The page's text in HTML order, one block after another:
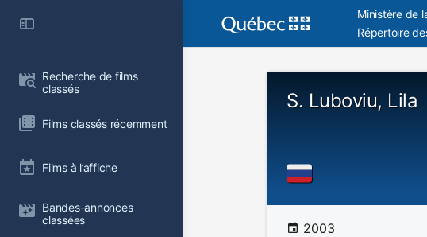
Recherche de films
classés
Films classés récemment
Films à l’affiche
Bandes-annonces
classées
Ministère de
Répertoire
S. Luboviu, Lila
2003